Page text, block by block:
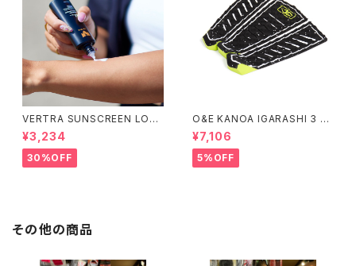
VERTRA SUNSCREEN LOTI
ON WHITE SPF 44＃
¥3,234
30%OFF
O&E KANOA IGARASHI 3 PI
ECE BLACK/LIME｜PRO SE
RIES
¥7,106
5%OFF
その他の商品